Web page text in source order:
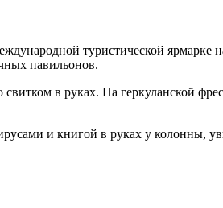
туристической ярмарке
павильонов.
в руках. На геркуланской
и книгой в руках у колонны,